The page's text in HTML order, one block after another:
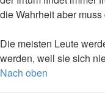
die Wahrheit aber
Die meisten Leute
werden, weil sie sich
Nach oben